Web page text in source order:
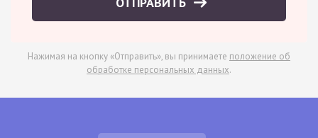
Нажимая на кнопку «Отправить», вы принимаете положение об
обработке персональных данных.